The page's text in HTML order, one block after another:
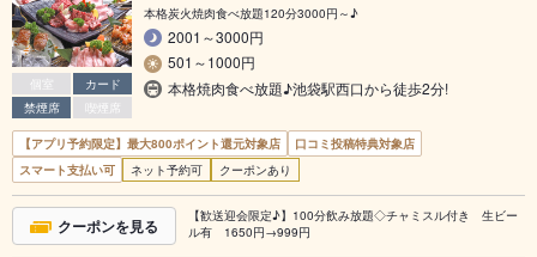
個室
カード
禁煙席
喫煙席
本格炭火焼肉食べ放題120分3000円～♪
2001～3000円
501～1000円
本格焼肉食べ放題♪池袋駅西口から徒歩2分!
【アプリ予約限定】最大800ポイント還元対象店
口コミ投稿特典対象店
スマート支払い可
ネット予約可 クーポンあり
クーポンを見る
【歓送迎会限定♪】100分飲み放題◇チャミスル付き 生ビー
ル有 1650円→999円